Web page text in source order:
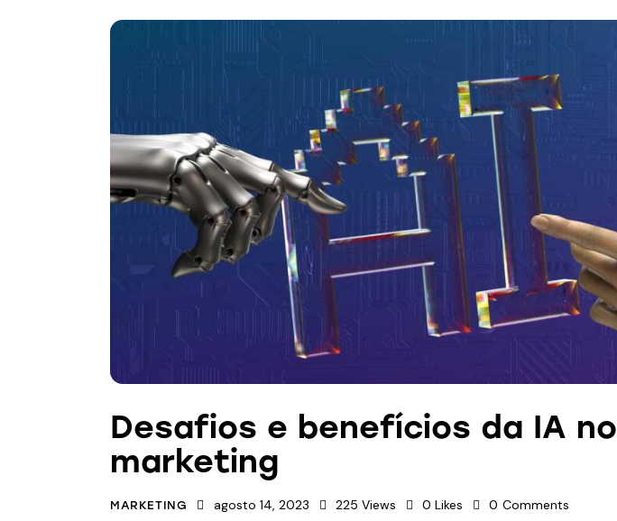
Desafios e benefícios da IA no
marketing
MARKETING agosto 14, 2023 225 Views 0 Likes 0 Comments